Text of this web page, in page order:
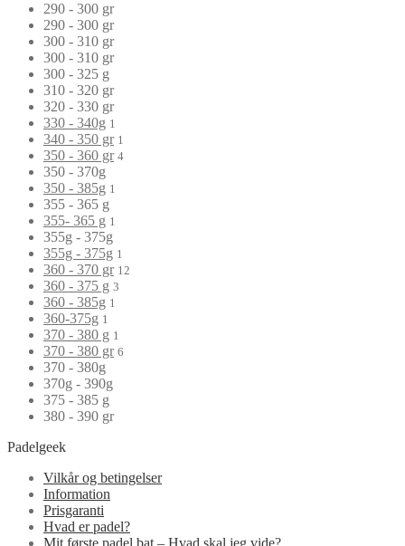
290 - 300 gr
290 - 300 gr
300 - 310 gr
300 - 310 gr
300 - 325 g
310 - 320 gr
320 - 330 gr
330 - 340g 1
340 - 350 gr 1
350 - 360 gr 4
350 - 370g
350 - 385g 1
355 - 365 g
355- 365 g 1
355g - 375g
355g - 375g 1
360 - 370 gr 12
360 - 375 g 3
360 - 385g 1
360-375g 1
370 - 380 g 1
370 - 380 gr 6
370 - 380g
370g - 390g
375 - 385 g
380 - 390 gr
Padelgeek
Vilkår og betingelser
Information
Prisgaranti
Hvad er padel?
Mit første padel bat – Hvad skal jeg vide?